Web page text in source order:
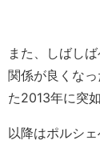
また、しばし
関係が良くな
た2013年に突
以降はポルシ